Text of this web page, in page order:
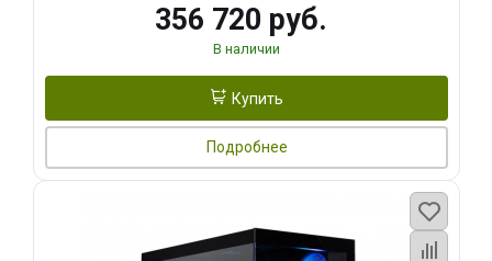
356 720 руб.
В наличии
Купить
Подробнее